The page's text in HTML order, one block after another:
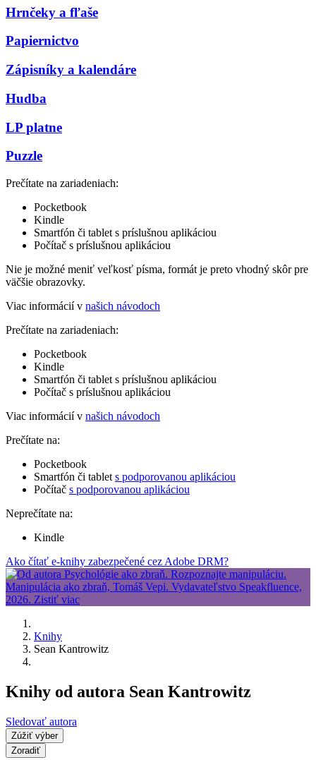
Hrnčeky a fľaše
Papiernictvo
Zápisníky a kalendáre
Hudba
LP platne
Puzzle
Prečítate na zariadeniach:
Pocketbook
Kindle
Smartfón či tablet s príslušnou aplikáciou
Počítač s príslušnou aplikáciou
Nie je možné meniť veľkosť písma, formát je preto vhodný skôr pre
väčšie obrazovky.
Viac informácií v našich návodoch
Prečítate na zariadeniach:
Pocketbook
Kindle
Smartfón či tablet s príslušnou aplikáciou
Počítač s príslušnou aplikáciou
Viac informácií v našich návodoch
Prečítate na:
Pocketbook
Smartfón či tablet s podporovanou aplikáciou
Počítač s podporovanou aplikáciou
Neprečítate na:
Kindle
Ako čítať e-knihy zabezpečené cez Adobe DRM?
Knihy
Sean Kantrowitz
Knihy od autora Sean Kantrowitz
Sledovať autora
Zúžiť výber
Zoradiť